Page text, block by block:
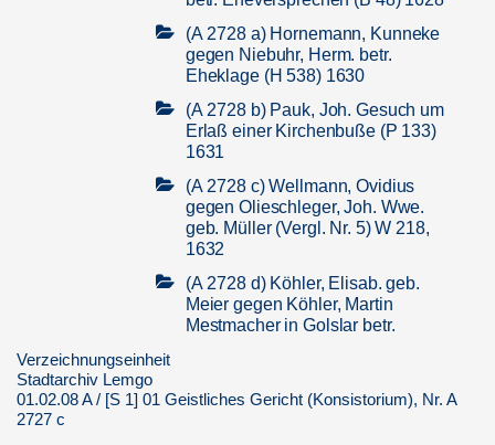
(A 2728 a) Hornemann, Kunneke
gegen Niebuhr, Herm. betr.
Eheklage (H 538) 1630
(A 2728 b) Pauk, Joh. Gesuch um
Erlaß einer Kirchenbuße (P 133)
1631
(A 2728 c) Wellmann, Ovidius
gegen Olieschleger, Joh. Wwe.
geb. Müller (Vergl. Nr. 5) W 218,
1632
(A 2728 d) Köhler, Elisab. geb.
Meier gegen Köhler, Martin
Mestmacher in Golslar betr.
gegen Grabbe, Hans sel. Tochter
Verzeichnungseinheit
Stadtarchiv Lemgo
01.02.08 A / [S 1] 01 Geistliches Gericht (Konsistorium), Nr. A
2727 c